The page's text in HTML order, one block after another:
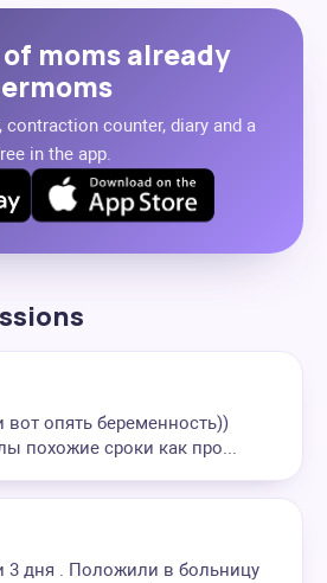
moms already
contraction counter, diary and a
in the app.
вот опять беременность))
похожие сроки как про...
3 дня . Положили в больницу